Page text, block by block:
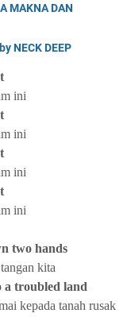
MAKNA DAN
NECK DEEP
ini
ini
ini
ini
two hands
kita
a troubled land
kepada tanah rusak